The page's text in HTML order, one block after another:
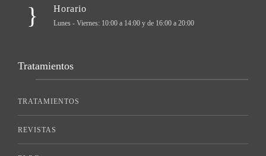
Horario
Lunes - Viernes: 10:00 a 14:00 y de 16:00 a 20:00
Tratamientos
TRATAMIENTOS
REVISTAS